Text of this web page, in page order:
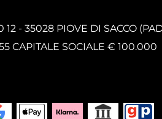
- 35028 PIOVE DI SACCO
CAPITALE SOCIALE € 100.000